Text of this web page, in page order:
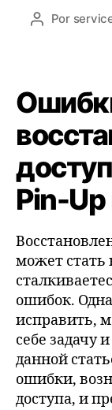
Por
Pin-
может стать
ошибок.
исправить,
себе задачу
данной
ошибки,
доступа, и